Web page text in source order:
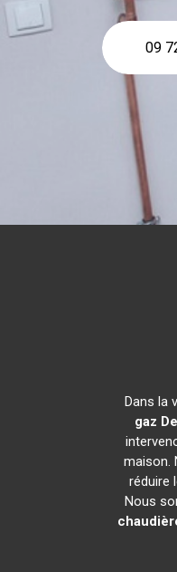
09
Dans la
gaz
maison.
réduire
Nous